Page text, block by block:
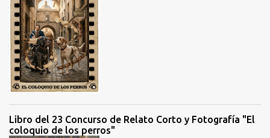
Libro del 23 Concurso de Relato Corto y Fotografía "El
coloquio de los perros"